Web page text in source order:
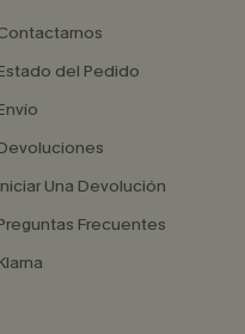
del Pedido
Una Devolución
Frecuentes